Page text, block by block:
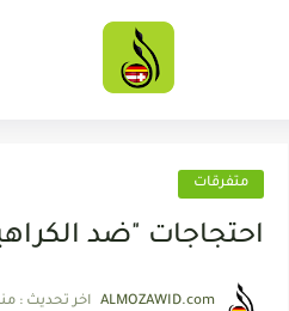
متفرقات
احتجاجات "ضد
ALMOZAWID.com اخر تحديث :